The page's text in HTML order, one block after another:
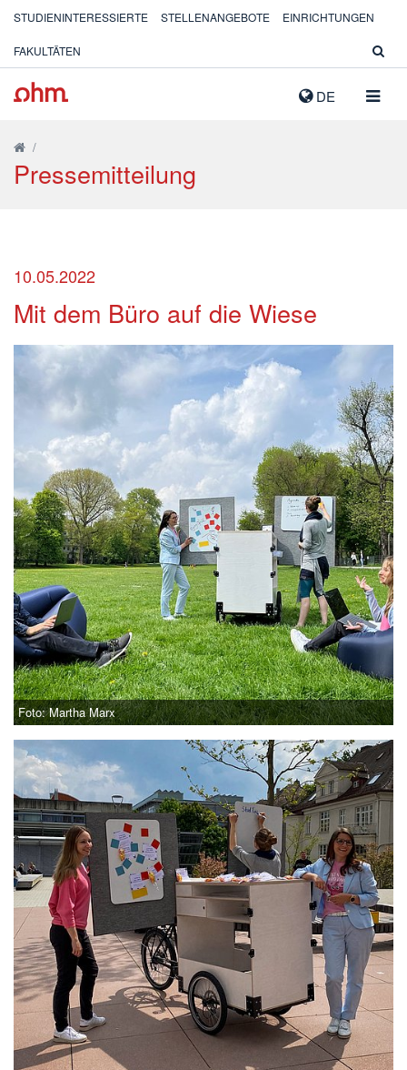
DE
STUDIENINTERESSIERTE STELLENANGEBOTE EINRICHTUNGEN
FAKULTÄTEN
/
Pressemitteilung
10.05.2022
Mit dem Büro auf die Wiese
Foto: Martha Marx